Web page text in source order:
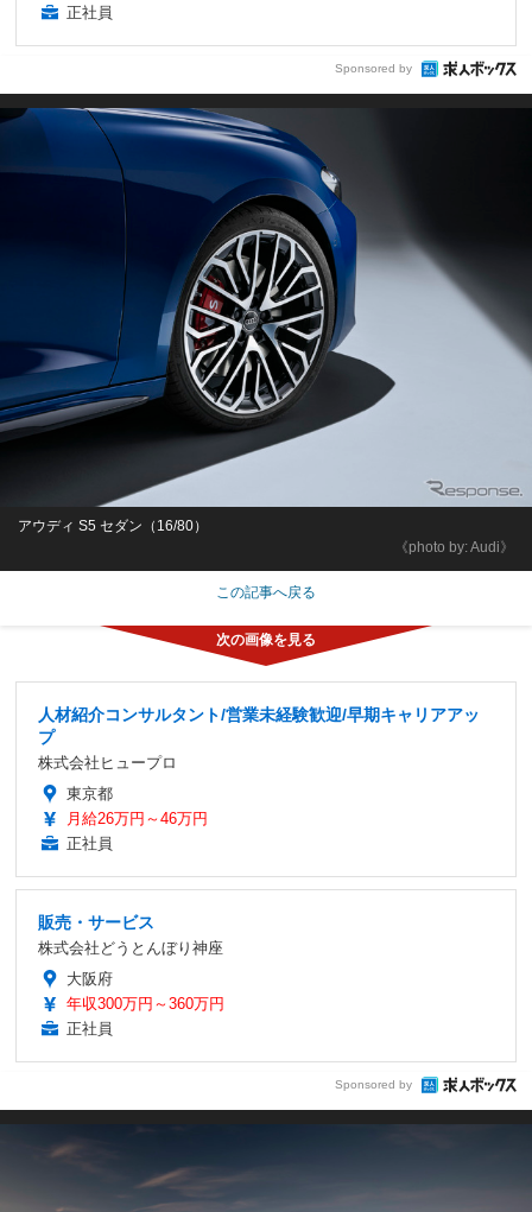
正社員
Sponsored by
《photo by: Audi》
アウディ S5 セダン（16/80）
この記事へ戻る
人材紹介コンサルタント/営業未経験歓迎/早期キャリアアッ
プ
株式会社ヒュープロ
東京都
月給26万円～46万円
正社員
販売・サービス
株式会社どうとんぼり神座
大阪府
年収300万円～360万円
正社員
Sponsored by